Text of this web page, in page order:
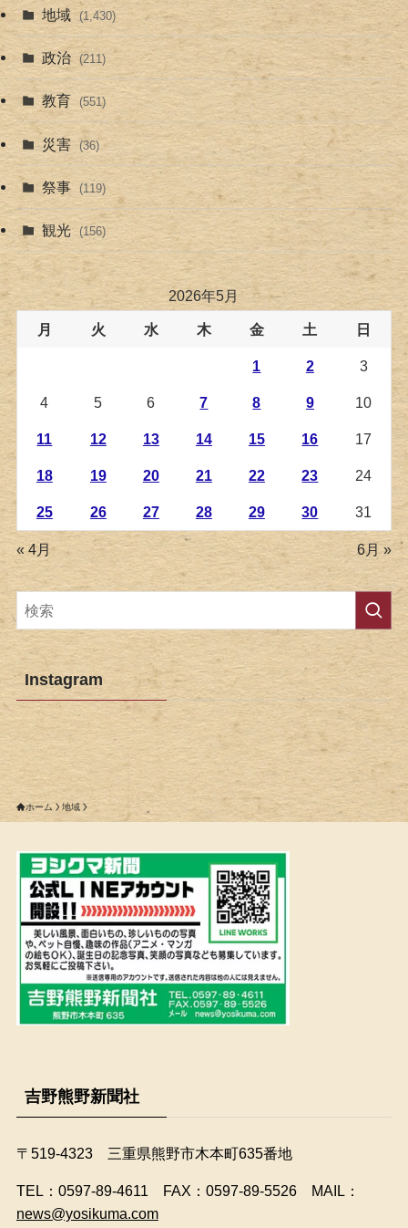
地域 (1,430)
政治 (211)
教育 (551)
災害 (36)
祭事 (119)
観光 (156)
2026年5月
月 火 水 木 金 土 日
1 2 3
4 5 6 7 8 9 10
11 12 13 14 15 16 17
18 19 20 21 22 23 24
25 26 27 28 29 30 31
« 4月 6月 »
Instagram
ホーム 地域
吉野熊野新聞社
〒519-4323 三重県熊野市木本町635番地
​TEL：0597-89-4611 FAX：0597-89-5526 MAIL：
news@yosikuma.com